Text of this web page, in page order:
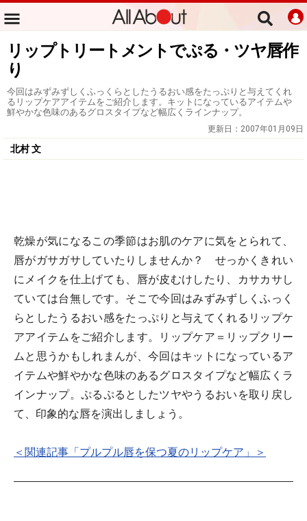
リップトリートメントでぷる・ツヤ唇作
り
今回はみずみずしくふっくらとしたうるおい感をたっぷりと与えてくれ
るリップケアアイテムをご紹介します。キットになっているアイテムや
鮮やかな色味のあるグロスタイプなど幅広くラインナップ。
更新日： 2007年01月09日
北村 文
乾燥が気になるこの季節はお肌のケアに気をとられて、
唇がガサガサしていたりしませんか？ せっかくきれい
にメイクを仕上げても、唇が皮むけしたり、カサカサし
ていては台無しです。そこで今回はみずみずしくふっく
らとしたうるおい感をたっぷりと与えてくれるリップケ
アアイテムをご紹介します。リップケア＝リップクリー
ムと思うかもしれまんが、今回はキットになっているア
イテムや鮮やかな色味のあるグロスタイプなど幅広くラ
インナップ。ぷるぷるとしたツヤやうるおいを取り戻し
て、印象的な唇を演出しましょう。
＜関連記事「プルプル唇を保つ夏のリップケア」＞